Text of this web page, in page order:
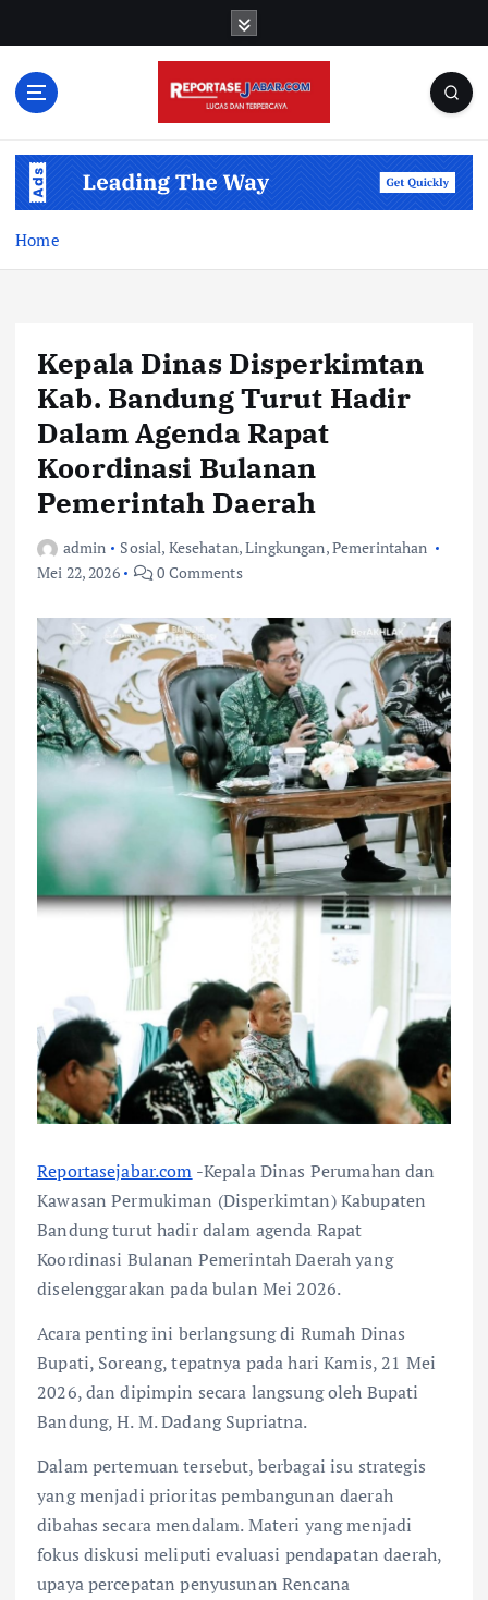
Home
Kepala Dinas Disperkimtan
Kab. Bandung Turut Hadir
Dalam Agenda Rapat
Koordinasi Bulanan
Pemerintah Daerah
admin Sosial, Kesehatan,Lingkungan,Pemerintahan
Mei 22, 2026
0 Comments
Reportasejabar.com -Kepala Dinas Perumahan dan
Kawasan Permukiman (Disperkimtan) Kabupaten
Bandung turut hadir dalam agenda Rapat
Koordinasi Bulanan Pemerintah Daerah yang
diselenggarakan pada bulan Mei 2026.
Acara penting ini berlangsung di Rumah Dinas
Bupati, Soreang, tepatnya pada hari Kamis, 21 Mei
2026, dan dipimpin secara langsung oleh Bupati
Bandung, H. M. Dadang Supriatna.
Dalam pertemuan tersebut, berbagai isu strategis
yang menjadi prioritas pembangunan daerah
dibahas secara mendalam. Materi yang menjadi
fokus diskusi meliputi evaluasi pendapatan daerah,
upaya percepatan penyusunan Rencana